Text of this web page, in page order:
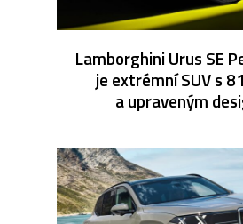
Lamborghini Urus SE
je extrémní SUV s
a upraveným